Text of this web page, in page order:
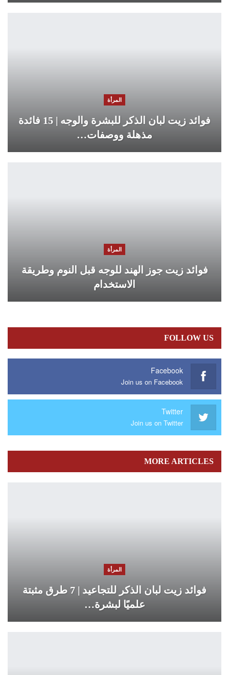
المرأة
فوائد زيت لبان الذكر للبشرة والوجه | 15 فائدة
مذهلة ووصفات…
المرأة
فوائد زيت جوز الهند للوجه قبل النوم وطريقة
الاستخدام
FOLLOW US
Facebook
Join us on Facebook
Twitter
Join us on Twitter
MORE ARTICLES
المرأة
فوائد زيت لبان الذكر للتجاعيد | 7 طرق مثبتة
علميًا لبشرة…